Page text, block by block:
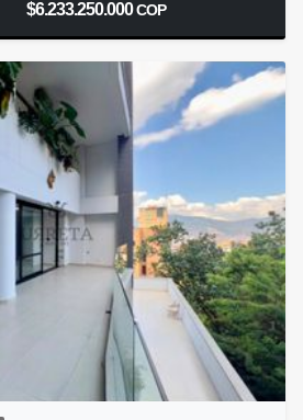
$6.233.250.000COP